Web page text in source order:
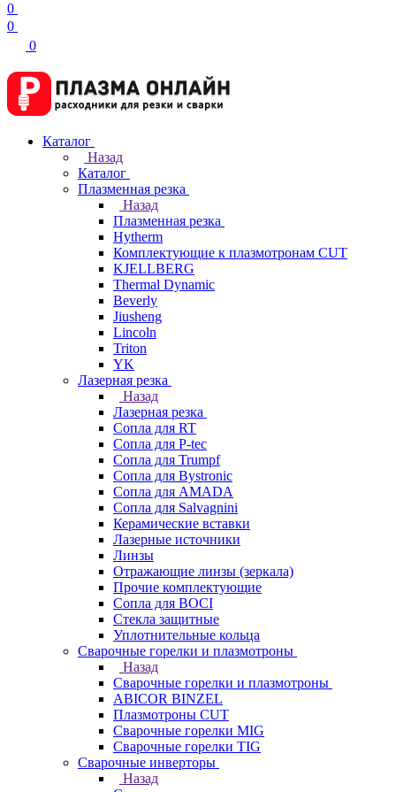
0
0
0
Каталог
Назад
Каталог
Плазменная резка
Назад
Плазменная резка
Hytherm
Комплектующие к плазмотронам CUT
KJELLBERG
Thermal Dynamic
Beverly
Jiusheng
Lincoln
Triton
YK
Лазерная резка
Назад
Лазерная резка
Сопла для RT
Сопла для P-tec
Сопла для Trumpf
Сопла для Bystronic
Сопла для AMADA
Сопла для Salvagnini
Керамические вставки
Лазерные источники
Линзы
Отражающие линзы (зеркала)
Прочие комплектующие
Сопла для BOCI
Стекла защитные
Уплотнительные кольца
Сварочные горелки и плазмотроны
Назад
Сварочные горелки и плазмотроны
ABICOR BINZEL
Плазмотроны CUT
Сварочные горелки MIG
Сварочные горелки TIG
Сварочные инверторы
Назад